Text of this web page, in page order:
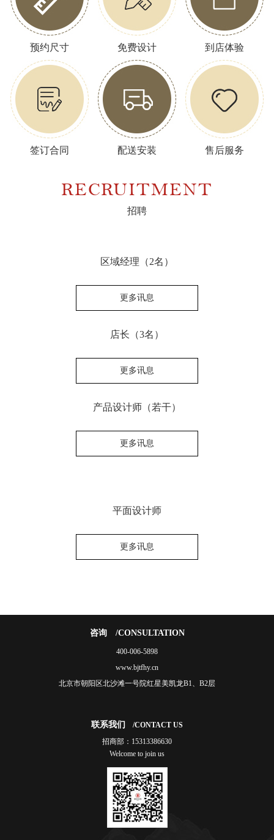
预约尺寸 免费设计 到店体验
签订合同 配送安装 售后服务
RECRUITMENT
招聘
区域经理（2名）
更多讯息
店长（3名）
更多讯息
产品设计师（若干）
更多讯息
平面设计师
更多讯息
咨询 /CONSULTATION
400-006-5898
www.bjtfhy.cn
北京市朝阳区北沙滩一号院红星美凯龙B1、B2层
联系我们
/CONTACT US
招商部：15313386630
Welcome to join us